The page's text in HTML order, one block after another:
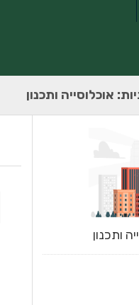
אוכלוסייה ותכנון
ותכנון